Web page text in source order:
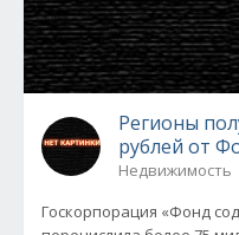
Регионы
рублей от
Недвижимость
Госкорпорация «Фонд